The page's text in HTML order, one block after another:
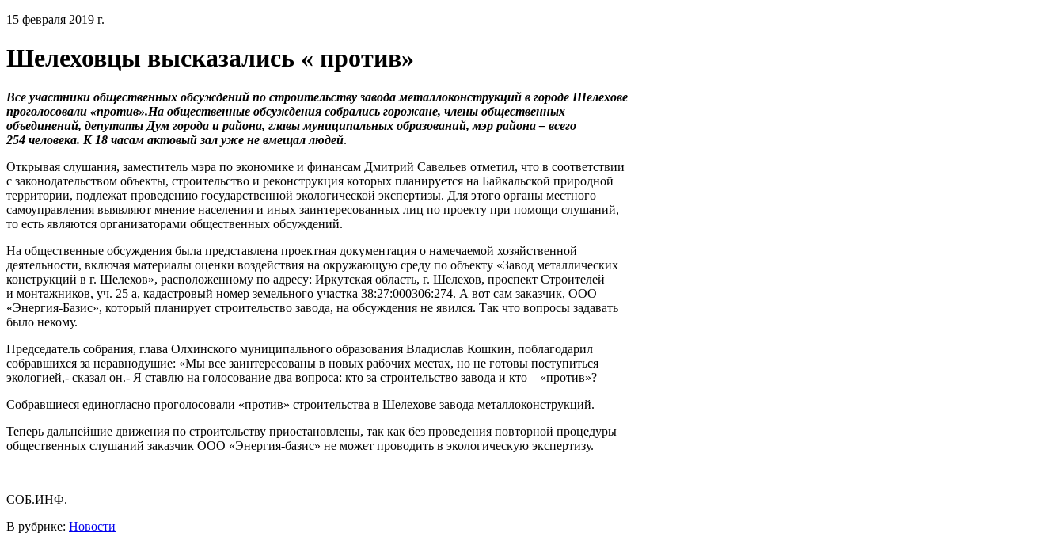
15 февраля 2019 г.
Шелеховцы высказались « против»
Все участники общественных обсуждений по строительству завода металлоконструкций в городе Шелехове
проголосовали «против».На общественные обсуждения собрались горожане, члены общественных
объединений, депутаты Дум города и района, главы муниципальных образований, мэр района – всего
254 человека. К 18 часам актовый зал уже не вмещал людей.
Открывая слушания, заместитель мэра по экономике и финансам Дмитрий Савельев отметил, что в соответствии
с законодательством объекты, строительство и реконструкция которых планируется на Байкальской природной
территории, подлежат проведению государственной экологической экспертизы. Для этого органы местного
самоуправления выявляют мнение населения и иных заинтересованных лиц по проекту при помощи слушаний,
то есть являются организаторами общественных обсуждений.
На общественные обсуждения была представлена проектная документация о намечаемой хозяйственной
деятельности, включая материалы оценки воздействия на окружающую среду по объекту «Завод металлических
конструкций в г. Шелехов», расположенному по адресу: Иркутская область, г. Шелехов, проспект Строителей
и монтажников, уч. 25 а, кадастровый номер земельного участка 38:27:000306:274. А вот сам заказчик, ООО
«Энергия-Базис», который планирует строительство завода, на обсуждения не явился. Так что вопросы задавать
было некому.
Председатель собрания, глава Олхинского муниципального образования Владислав Кошкин, поблагодарил
собравшихся за неравнодушие: «Мы все заинтересованы в новых рабочих местах, но не готовы поступиться
экологией,- сказал он.- Я ставлю на голосование два вопроса: кто за строительство завода и кто – «против»?
Собравшиеся единогласно проголосовали «против» строительства в Шелехове завода металлоконструкций.
Теперь дальнейшие движения по строительству приостановлены, так как без проведения повторной процедуры
общественных слушаний заказчик ООО «Энергия-базис» не может проводить в экологическую экспертизу.
СОБ.ИНФ.
В рубрике: Новости